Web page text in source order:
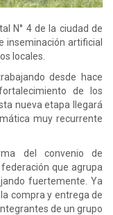
N° 4 de la ciudad de
inseminación artificial
locales.
desde hace
de los
nueva etapa llegará
muy recurrente
del convenio de
que agrupa
fuertemente. Ya
compra y entrega de
de un grupo